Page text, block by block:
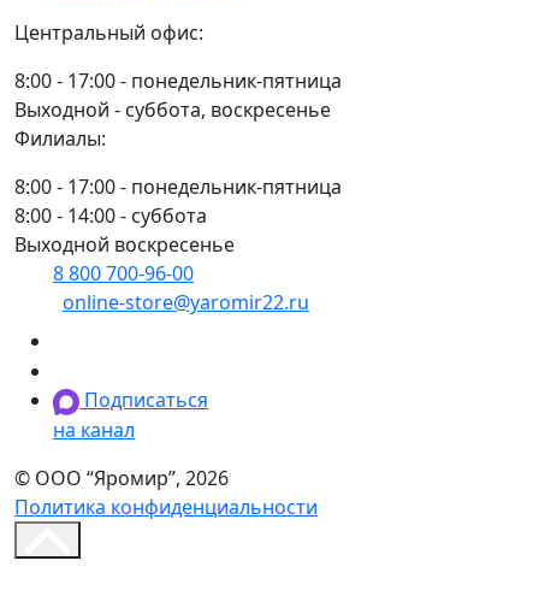
Центральный офис:
8:00 - 17:00 - понедельник-пятница
Выходной - суббота, воскресенье
Филиалы:
8:00 - 17:00 - понедельник-пятница
8:00 - 14:00 - суббота
Выходной воскресенье
8 800 700-96-00
online-store@yaromir22.ru
Подписаться
на канал
© ООО “Яромир”, 2026
Политика конфиденциальности